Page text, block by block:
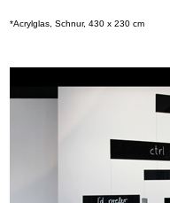
*Acrylglas, Schnur, 430 x 230 cm